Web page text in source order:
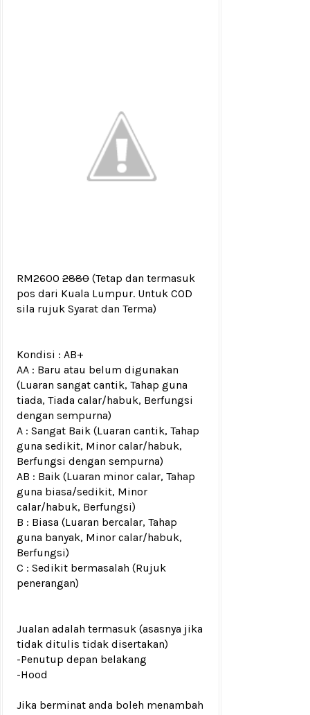
RM2600 2880 (Tetap dan termasuk
pos dari Kuala Lumpur. Untuk COD
sila rujuk Syarat dan Terma)
Kondisi : AB+
AA : Baru atau belum digunakan
(Luaran sangat cantik, Tahap guna
tiada, Tiada calar/habuk, Berfungsi
dengan sempurna)
A : Sangat Baik (Luaran cantik, Tahap
guna sedikit, Minor calar/habuk,
Berfungsi dengan sempurna)
AB : Baik (Luaran minor calar, Tahap
guna biasa/sedikit, Minor
calar/habuk, Berfungsi)
B : Biasa (Luaran bercalar, Tahap
guna banyak, Minor calar/habuk,
Berfungsi)
C : Sedikit bermasalah (Rujuk
penerangan)
Jualan adalah termasuk (asasnya jika
tidak ditulis tidak disertakan)
-Penutup depan belakang
-Hood
Jika berminat anda boleh menambah